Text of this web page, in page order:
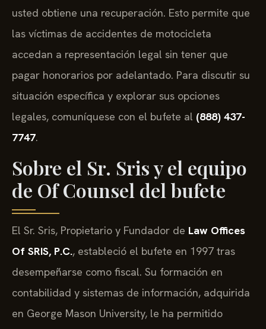
usted obtiene una recuperación. Esto permite que
las víctimas de accidentes de motocicleta
accedan a representación legal sin tener que
pagar honorarios por adelantado. Para discutir su
situación específica y explorar sus opciones
legales, comuníquese con el bufete al (888) 437-
7747.
Sobre el Sr. Sris y el equipo
de Of Counsel del bufete
El Sr. Sris, Propietario y Fundador de Law Offices
Of SRIS, P.C., estableció el bufete en 1997 tras
desempeñarse como fiscal. Su formación en
contabilidad y sistemas de información, adquirida
en George Mason University, le ha permitido